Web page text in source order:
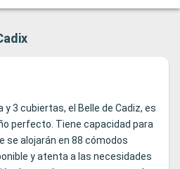
3 cubiertas, el Belle de Cadiz, es
perfecto. Tiene capacidad para
se alojarán en 88 cómodos
y atenta a las necesidades